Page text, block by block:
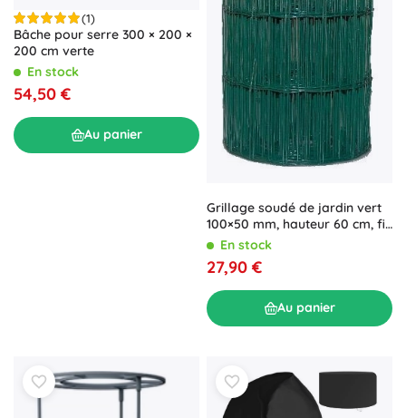
(1)
Bâche pour serre 300 × 200 ×
200 cm verte
En stock
54,50 €
Au panier
Grillage soudé de jardin vert
100×50 mm, hauteur 60 cm, fil
2,2 mm, 15 m
En stock
27,90 €
Au panier